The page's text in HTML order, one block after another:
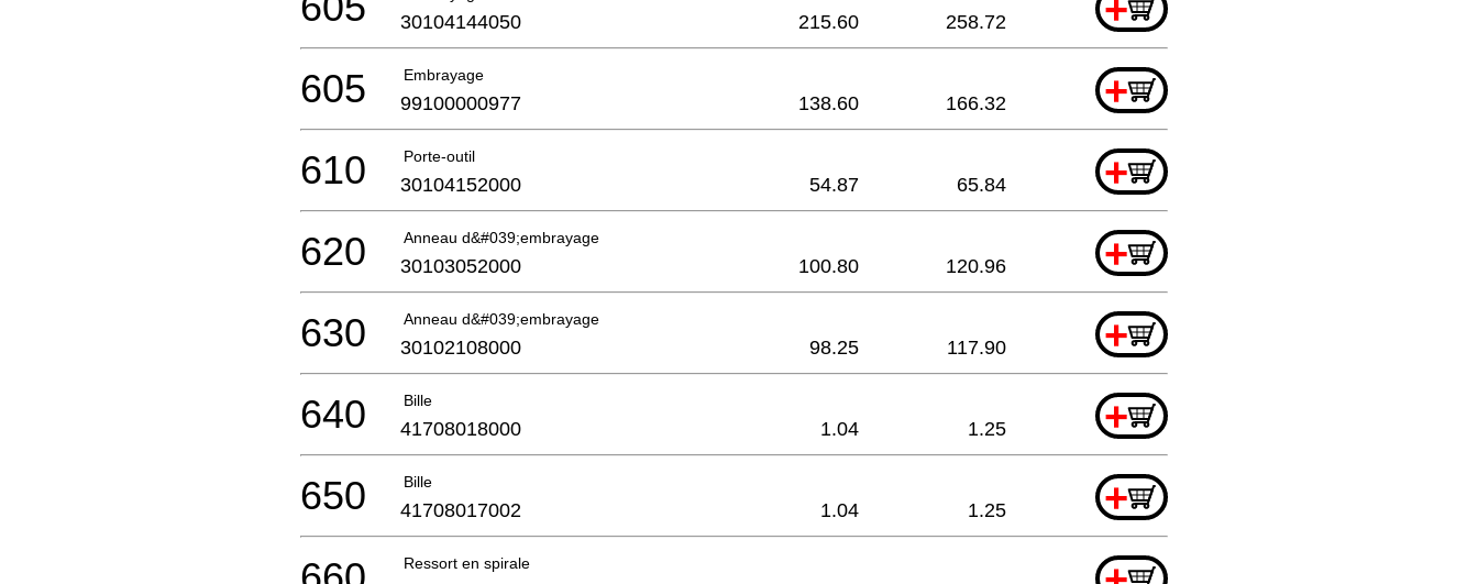
+
30104144050 215.60 258.72
Embrayage +
605 99100000977 138.60 166.32
Porte-outil +
610 30104152000 54.87 65.84
Anneau d&#039;embrayage +
620 30103052000 100.80 120.96
Anneau d&#039;embrayage +
630 30102108000 98.25 117.90
Bille +
640 41708018000 1.04 1.25
Bille +
650 41708017002 1.04 1.25
Ressort en spirale